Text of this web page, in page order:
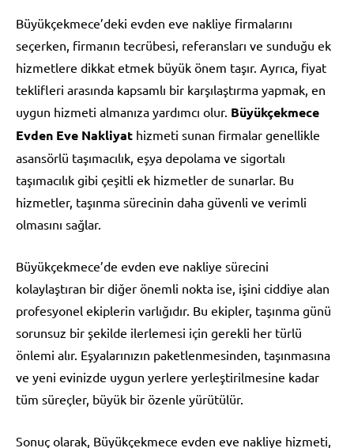
Büyükçekmece’deki evden eve nakliye firmalarını
seçerken, firmanın tecrübesi, referansları ve sunduğu ek
hizmetlere dikkat etmek büyük önem taşır. Ayrıca, fiyat
teklifleri arasında kapsamlı bir karşılaştırma yapmak, en
uygun hizmeti almanıza yardımcı olur. Büyükçekmece
Evden Eve Nakliyat hizmeti sunan firmalar genellikle
asansörlü taşımacılık, eşya depolama ve sigortalı
taşımacılık gibi çeşitli ek hizmetler de sunarlar. Bu
hizmetler, taşınma sürecinin daha güvenli ve verimli
olmasını sağlar.
Büyükçekmece’de evden eve nakliye sürecini
kolaylaştıran bir diğer önemli nokta ise, işini ciddiye alan
profesyonel ekiplerin varlığıdır. Bu ekipler, taşınma günü
sorunsuz bir şekilde ilerlemesi için gerekli her türlü
önlemi alır. Eşyalarınızın paketlenmesinden, taşınmasına
ve yeni evinizde uygun yerlere yerleştirilmesine kadar
tüm süreçler, büyük bir özenle yürütülür.
Sonuç olarak, Büyükçekmece evden eve nakliye hizmeti,